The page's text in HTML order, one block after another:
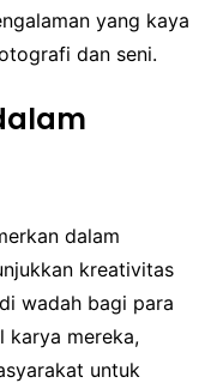
yang kaya
dan seni.
dalam
kreativitas
wadah bagi para
karya mereka,
untuk